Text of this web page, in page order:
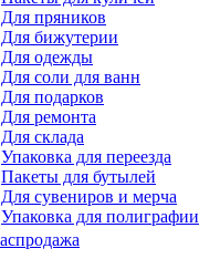
Для пряников
Для бижутерии
Для одежды
Для соли для ванн
Для подарков
Для ремонта
Для склада
Упаковка для переезда
Пакеты для бутылей
Для сувениров и мерча
Упаковка для полиграфии